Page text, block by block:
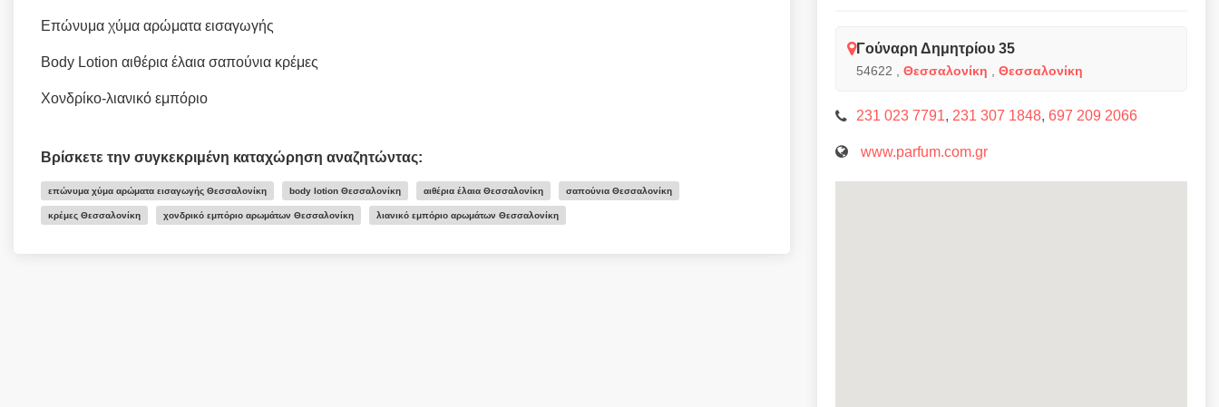
Επώνυμα χύμα αρώματα εισαγωγής
Body Lotion αιθέρια έλαια σαπούνια κρέμες
Χονδρίκο-λιανικό εμπόριο
Βρίσκετε την συγκεκριμένη καταχώρηση αναζητώντας:
επώνυμα χύμα αρώματα εισαγωγής Θεσσαλονίκη body lotion Θεσσαλονίκη αιθέρια έλαια Θεσσαλονίκη σαπούνια Θεσσαλονίκη
κρέμες Θεσσαλονίκη χονδρικό εμπόριο αρωμάτων Θεσσαλονίκη λιανικό εμπόριο αρωμάτων Θεσσαλονίκη
Γούναρη Δημητρίου 35
54622 Θεσσαλονίκη Θεσσαλονίκη
231 023 7791, 231 307 1848, 697 209 2066
www.parfum.com.gr